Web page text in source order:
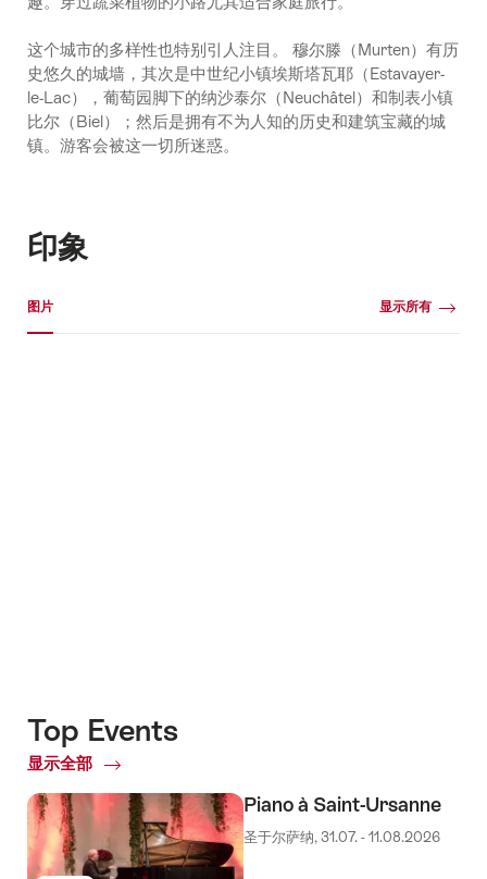
这个城市的多样性也特别引人注目。 穆尔滕（Murten）有历
史悠久的城墙，其次是中世纪小镇埃斯塔瓦耶（Estavayer-
le-Lac），葡萄园脚下的纳沙泰尔（Neuchâtel）和制表小镇
比尔（Biel）；然后是拥有不为人知的历史和建筑宝藏的城
镇。游客会被这一切所迷惑。
印象
图片 显示所有
Top Events
显示全部
Top
Piano à Saint-Ursanne
圣于尔萨纳, 31.07. - 11.08.2026